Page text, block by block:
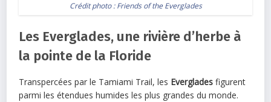
Crédit photo :Friends of the Everglades
Les Everglades, une rivière d’herbe à
la pointe de la Floride
Transpercées par le Tamiami Trail, les Everglades figurent
parmi les étendues humides les plus grandes du monde.